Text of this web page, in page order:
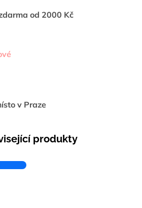
od 2000 Kč
v Praze
produkty